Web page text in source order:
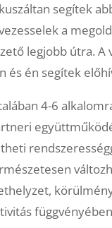
segítek
a
legjobb útra. A
és én segítek
4-6